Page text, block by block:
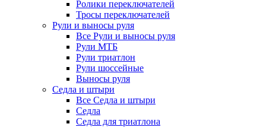
Ролики переключателей
Тросы переключателей
Рули и выносы руля
Все Рули и выносы руля
Рули МТБ
Рули триатлон
Рули шоссейные
Выносы руля
Седла и штыри
Все Седла и штыри
Седла
Седла для триатлона